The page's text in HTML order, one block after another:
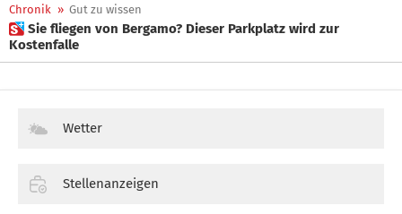
Chronik » Gut zu wissen
 Sie fliegen von Bergamo? Dieser Parkplatz wird zur
Kostenfalle
Wetter
Stellenanzeigen